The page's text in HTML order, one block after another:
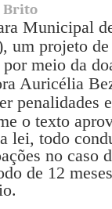
Brito
Municipal
um projeto
meio da
Auricélia
penalidades
o texto
lei, todo
no caso
de 12